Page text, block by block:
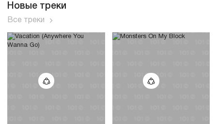
Новые треки
Все треки